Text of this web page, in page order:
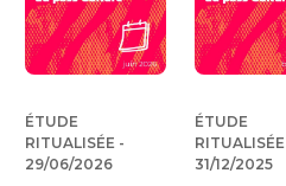
ÉTUDE
RITUALISÉE- PUBLIÉ LE
29/06/2026
ÉTUDE
RITUALISÉE
31/12/2025